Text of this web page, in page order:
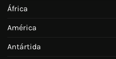
África
América
Antártida